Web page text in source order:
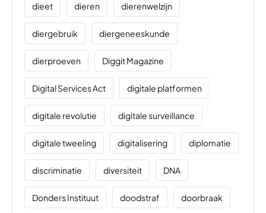
dieet dieren dierenwelzijn
diergebruik diergeneeskunde
dierproeven Diggit Magazine
Digital Services Act digitale platformen
digitale revolutie digitale surveillance
digitale tweeling digitalisering diplomatie
discriminatie diversiteit DNA
Donders Instituut doodstraf doorbraak